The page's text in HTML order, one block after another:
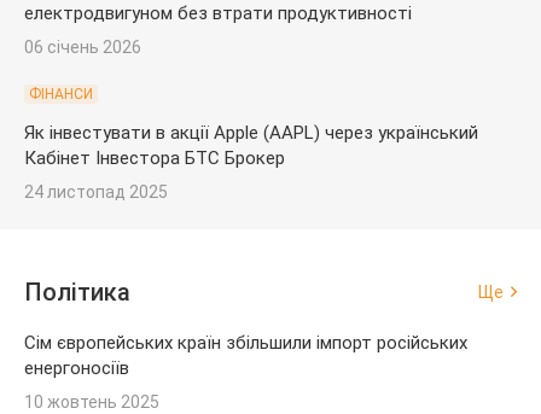
електродвигуном без втрати продуктивності
06 січень 2026
ФІНАНСИ
Як інвестувати в акції Apple (AAPL) через український
Кабінет Інвестора БТС Брокер
24 листопад 2025
Політика Ще
Сім європейських країн збільшили імпорт російських
енергоносіїв
10 жовтень 2025